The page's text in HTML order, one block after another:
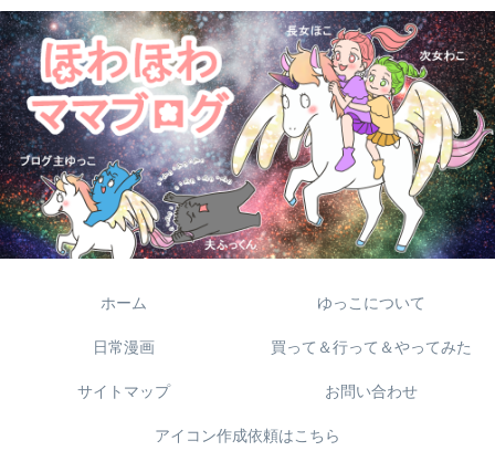
ホーム ゆっこについて
日常漫画 買って＆行って＆やってみた
サイトマップ お問い合わせ
アイコン作成依頼はこちら